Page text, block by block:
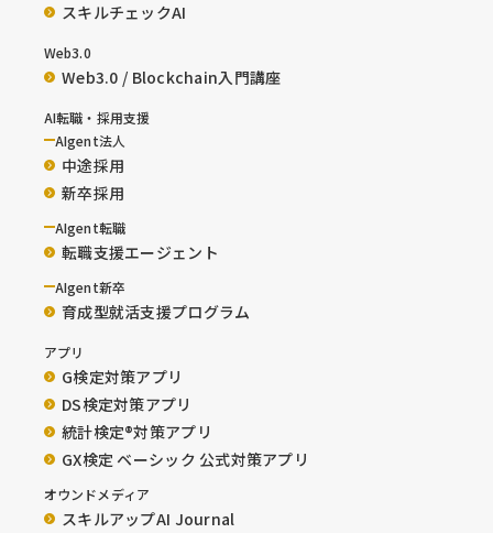
スキルチェックAI
Web3.0
Web3.0 / Blockchain入門講座
AI転職・採用支援
AIgent法人
中途採用
新卒採用
AIgent転職
転職支援エージェント
AIgent新卒
育成型就活支援プログラム
アプリ
G検定対策アプリ
DS検定対策アプリ
統計検定®︎対策アプリ
GX検定 ベーシック 公式対策アプリ
オウンドメディア
スキルアップAI Journal